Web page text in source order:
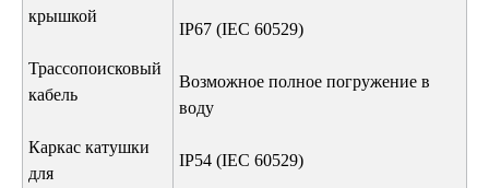
крышкой
Трассопоисковый
кабель
Каркас катушки
для
IP67 (IEC 60529)
Возможное полное погружение в
воду
IP54 (IEC 60529)